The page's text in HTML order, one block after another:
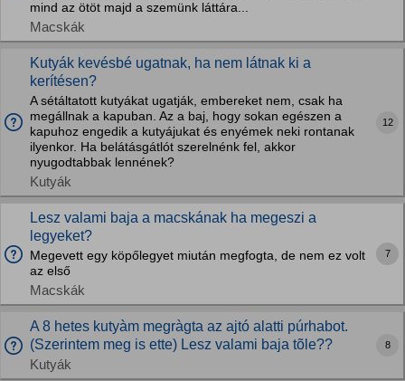
mind az ötöt majd a szemünk láttára...
Macskák
Kutyák kevésbé ugatnak, ha nem látnak ki a
kerítésen?
A sétáltatott kutyákat ugatják, embereket nem, csak ha
megállnak a kapuban. Az a baj, hogy sokan egészen a
kapuhoz engedik a kutyájukat és enyémek neki rontanak
ilyenkor. Ha belátásgátlót szerelnénk fel, akkor
nyugodtabbak lennének?
Kutyák
12
Lesz valami baja a macskának ha megeszi a
legyeket?
Megevett egy köpőlegyet miután megfogta, de nem ez volt
az első
Macskák
7
A 8 hetes kutyàm megràgta az ajtó alatti púrhabot.
(Szerintem meg is ette) Lesz valami baja tõle??
Kutyák
8